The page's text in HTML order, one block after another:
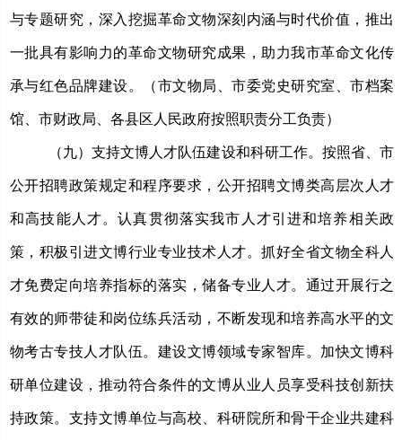
与专题研究，深入挖掘革命文物深刻内涵与时代价值，推出
一批具有影响力的革命文物研究成果，助力我市革命文化传
承与红色品牌建设。（市文物局、市委党史研究室、市档案
馆、市财政局、各县区人民政府按照职责分工负责）
（九）支持文博人才队伍建设和科研工作。 按照省、市
公开招聘政策规定和程序要求，公开招聘文博类高层次人才
和高技能人才。认真贯彻落实我市人才引进和培养相关政
策，积极引进文博行业专业技术人才。抓好全省文物全科人
才免费定向培养指标的落实，储备专业人才。通过开展行之
有效的师带徒和岗位练兵活动，不断发现和培养高水平的文
物考古专技人才队伍。建设文博领域专家智库。加快文博科
研单位建设，推动符合条件的文博从业人员享受科技创新扶
持政策。支持文博单位与高校、科研院所和骨干企业共建科